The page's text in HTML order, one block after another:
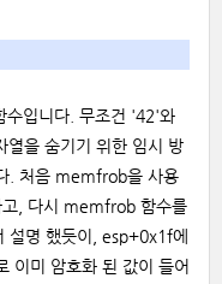
수입니다. 무조건 '42'와
열을 숨기기 위한 임시 방
. 처음 memfrob을 사용
고, 다시 memfrob 함수를
설명 했듯이, esp+0x1f에
이미 암호화 된 값이 들어